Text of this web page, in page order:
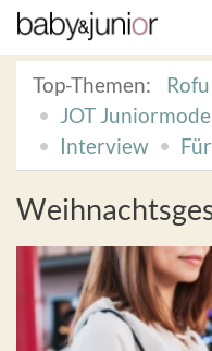
Top-Themen:
JOT Juniormode
Interview